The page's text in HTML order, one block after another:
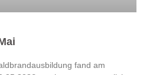
fand am